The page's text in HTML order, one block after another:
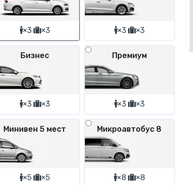
×3 ×3 ×3 ×3
Бизнес
×3 ×3
Премиум
×3 ×3
Минивен 5 мест
×5 ×5
Микроавтобус 8
×8 ×8